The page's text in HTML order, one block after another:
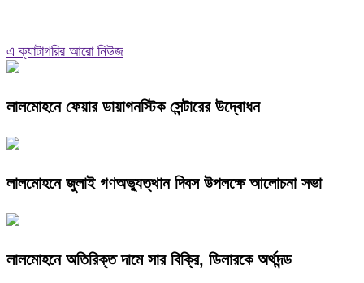
এ ক্যাটাগরির আরো নিউজ
লালমোহনে ফেয়ার ডায়াগনস্টিক সেন্টারের উদ্বোধন
লালমোহনে জুলাই গণঅভ্যুত্থান দিবস উপলক্ষে আলোচনা সভা
লালমোহনে অতিরিক্ত দামে সার বিক্রি, ডিলারকে অর্থদন্ড